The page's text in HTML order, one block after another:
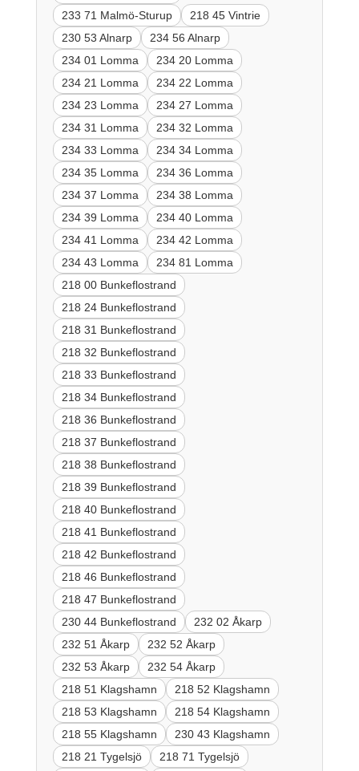
233 71 Malmö-Sturup
218 45 Vintrie
230 53 Alnarp
234 56 Alnarp
234 01 Lomma
234 20 Lomma
234 21 Lomma
234 22 Lomma
234 23 Lomma
234 27 Lomma
234 31 Lomma
234 32 Lomma
234 33 Lomma
234 34 Lomma
234 35 Lomma
234 36 Lomma
234 37 Lomma
234 38 Lomma
234 39 Lomma
234 40 Lomma
234 41 Lomma
234 42 Lomma
234 43 Lomma
234 81 Lomma
218 00 Bunkeflostrand
218 24 Bunkeflostrand
218 31 Bunkeflostrand
218 32 Bunkeflostrand
218 33 Bunkeflostrand
218 34 Bunkeflostrand
218 36 Bunkeflostrand
218 37 Bunkeflostrand
218 38 Bunkeflostrand
218 39 Bunkeflostrand
218 40 Bunkeflostrand
218 41 Bunkeflostrand
218 42 Bunkeflostrand
218 46 Bunkeflostrand
218 47 Bunkeflostrand
230 44 Bunkeflostrand
232 02 Åkarp
232 51 Åkarp
232 52 Åkarp
232 53 Åkarp
232 54 Åkarp
218 51 Klagshamn
218 52 Klagshamn
218 53 Klagshamn
218 54 Klagshamn
218 55 Klagshamn
230 43 Klagshamn
218 21 Tygelsjö
218 71 Tygelsjö